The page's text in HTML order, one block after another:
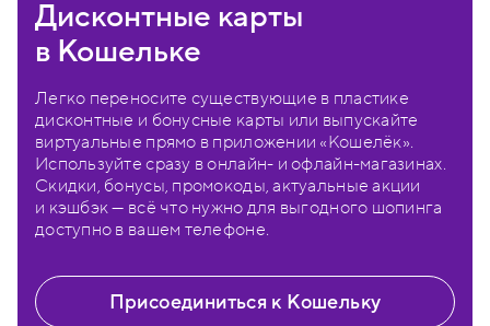
Дисконтные карты
в Кошельке
Легко переносите существующие в пластике
дисконтные и бонусные карты или выпускайте
виртуальные прямо в приложении «Кошелёк».
Используйте сразу в онлайн- и офлайн-магазинах.
Скидки, бонусы, промокоды, актуальные акции
и кэшбэк — всё что нужно для выгодного шопинга
доступно в вашем телефоне.
Присоединиться к Кошельку